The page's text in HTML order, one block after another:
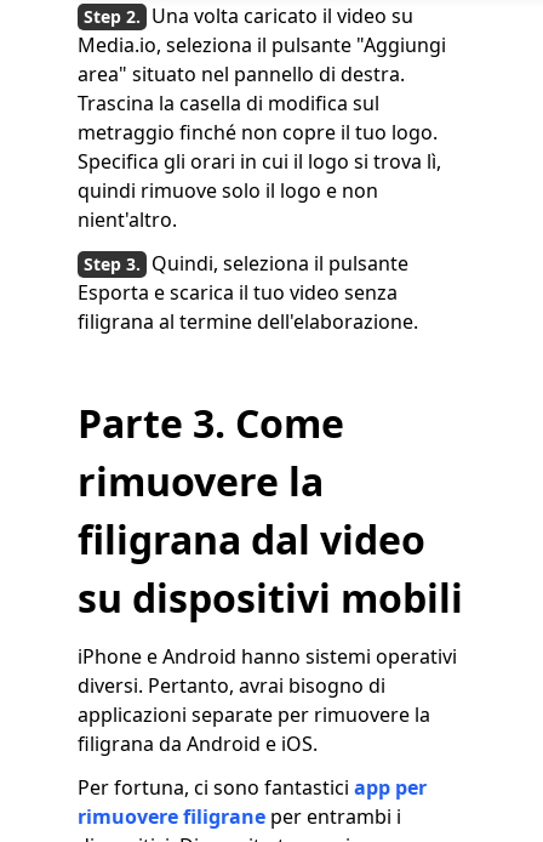
Una volta caricato il video su
Media.io, seleziona il pulsante "Aggiungi
area" situato nel pannello di destra.
Trascina la casella di modifica sul
metraggio finché non copre il tuo logo.
Specifica gli orari in cui il logo si trova lì,
quindi rimuove solo il logo e non
nient'altro.
Quindi, seleziona il pulsante
Esporta e scarica il tuo video senza
filigrana al termine dell'elaborazione.
Parte 3. Come
rimuovere la
filigrana dal video
su dispositivi mobili
iPhone e Android hanno sistemi operativi
diversi. Pertanto, avrai bisogno di
applicazioni separate per rimuovere la
filigrana da Android e iOS.
Per fortuna, ci sono fantastici app per
rimuovere filigrane per entrambi i